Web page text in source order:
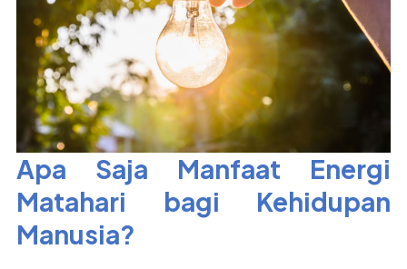
Apa Saja Manfaat Energi
Matahari bagi Kehidupan
Manusia?